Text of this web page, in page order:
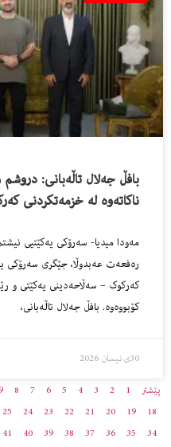
بافڵ جەلال تاڵەبانی:
ناکاتەوە لە خزمەتکردنی
مەودا میدیا- سەرۆکی یەکێتیی
رەفعەت عەبدوڵا، جێگری سەرۆکی
کەرکوک – سەڵاحەدینی یەکێتی و
کۆبووەوە. بافڵ جەلال تاڵەبانی،
30ی نیسان 2026
پێشتر 1
2
3
4
5
6
7
8
18
19
20
21
22
23
24
25
34
35
36
37
38
39
40
41